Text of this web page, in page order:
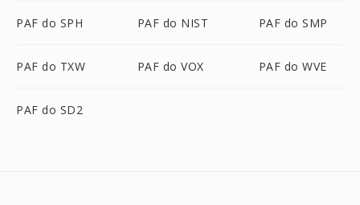
PAF do SPH PAF do NIST PAF do SMP
PAF do TXW PAF do VOX PAF do WVE
PAF do SD2